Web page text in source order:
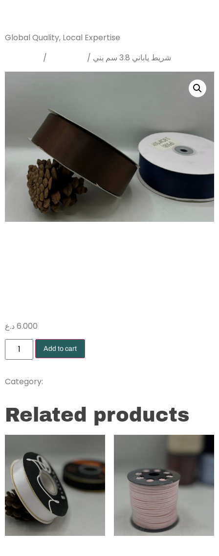
Global Quality, Local Expertise
/ / شريط ياباني 3.8 سم بني
6.000 د.ع
Add to cart
Category:
Related products